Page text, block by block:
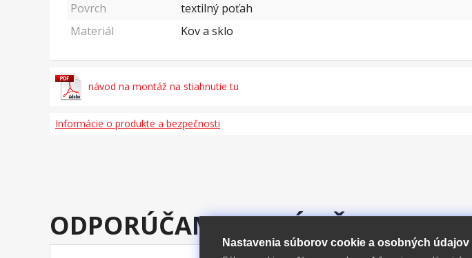
Povrch
textilný poťah
Materiál
Kov a sklo
návod na montáž na stiahnutie tu
Informácie o produkte a bezpečnosti
ODPORÚČAME DOKÚPIŤNastavenia súborov cookie a osobných údajov